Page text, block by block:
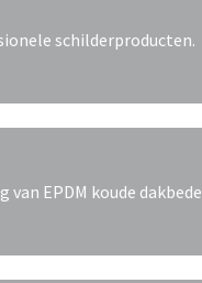
schilderproducten.
EPDM koude